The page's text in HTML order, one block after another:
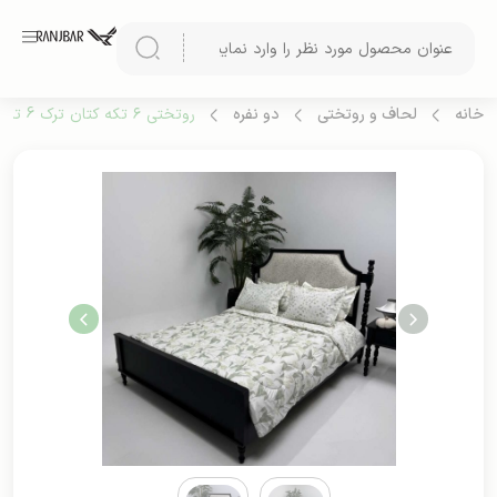
خانه لحاف و روتختی دو نفره روتختی ۶ تکه کتان ترک 6 تیکه (طرح 2)